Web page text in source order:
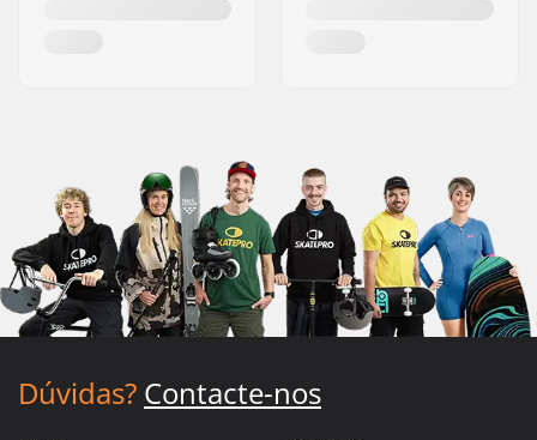
Dúvidas? Contacte-nos